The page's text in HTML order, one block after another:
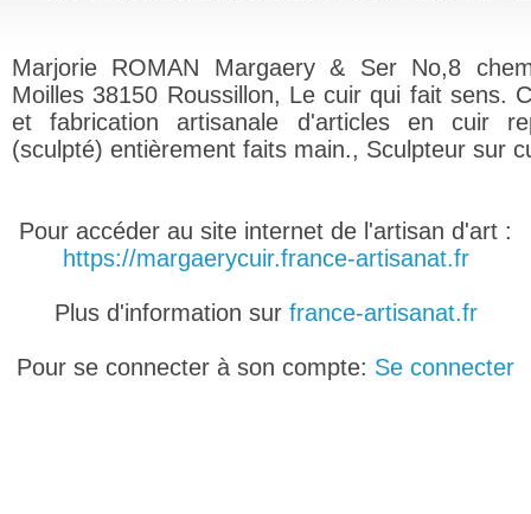
Marjorie ROMAN Margaery & Ser No,8
Moilles 38150 Roussillon, Le cuir qui fait sens.
et fabrication artisanale d'articles en cuir
(sculpté) entièrement faits main., Sculpteur sur
Pour accéder au site internet de l'artisan d'art :
https://margaerycuir.france-artisanat.fr
Plus d'information sur france-artisanat.fr
Pour se connecter à son compte: Se connecter